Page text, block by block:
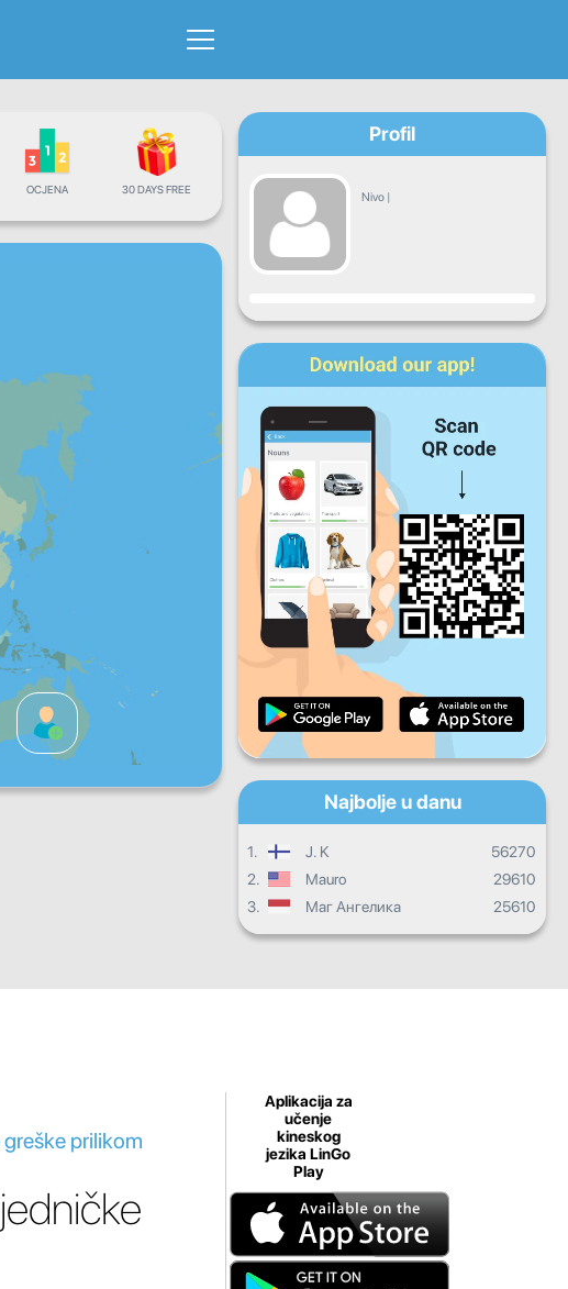
OCJENA 30 DAYS FREE
Profil
Nivo |
Napredak
Pon Sri Čet
Sub Ned
Dnevni progres
Mjesečni progres
Ukupni progres
Najbolje u danu
1. J. K
56270
2.
Mauro
29610
3.
Маг Ангелика 25610
prilikom
Aplikacija za
učenje
kineskog
jezika LinGo
Play